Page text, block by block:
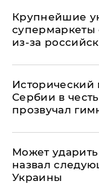
Крупнейшие
супермаркеты
из-за
Исторический
Сербии в
прозвучал
Может
назвал
Украины